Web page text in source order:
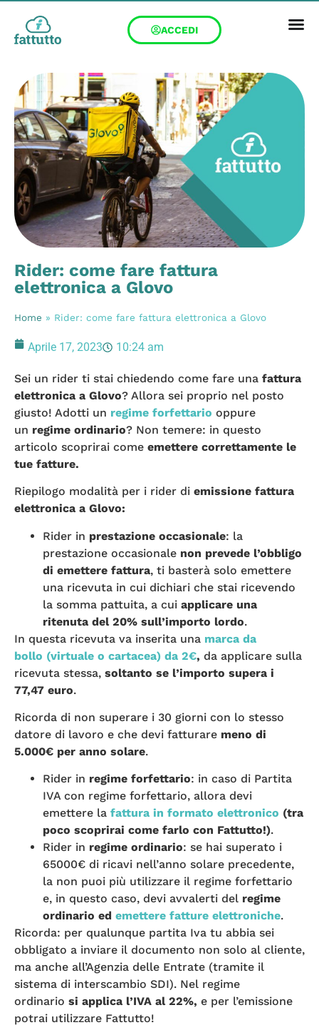
ACCEDI
Rider: come fare fattura
elettronica a Glovo
Home » Rider: come fare fattura elettronica a Glovo
Aprile 17, 2023 10:24 am
Sei un rider ti stai chiedendo come fare una fattura
elettronica a Glovo? Allora sei proprio nel posto
giusto! Adotti un regime forfettario oppure
un regime ordinario? Non temere: in questo
articolo scoprirai come emettere correttamente le
tue fatture.
Riepilogo modalità per i rider di emissione fattura
elettronica a Glovo:
Rider in prestazione occasionale: la
prestazione occasionale non prevede l’obbligo
di emettere fattura, ti basterà solo emettere
una ricevuta in cui dichiari che stai ricevendo
la somma pattuita, a cui applicare una
ritenuta del 20% sull’importo lordo.
In questa ricevuta va inserita una marca da
bollo (virtuale o cartacea) da 2€, da applicare sulla
ricevuta stessa, soltanto se l’importo supera i
77,47 euro.
Ricorda di non superare i 30 giorni con lo stesso
datore di lavoro e che devi fatturare meno di
5.000€ per anno solare.
Rider in regime forfettario: in caso di Partita
IVA con regime forfettario, allora devi
emettere la fattura in formato elettronico (tra
poco scoprirai come farlo con Fattutto!).
Rider in regime ordinario: se hai superato i
65000€ di ricavi nell’anno solare precedente,
la non puoi più utilizzare il regime forfettario
e, in questo caso, devi avvalerti del regime
ordinario ed emettere fatture elettroniche.
Ricorda: per qualunque partita Iva tu abbia sei
obbligato a inviare il documento non solo al cliente,
ma anche all’Agenzia delle Entrate (tramite il
sistema di interscambio SDI). Nel regime
ordinario si applica l’IVA al 22%, e per l’emissione
potrai utilizzare Fattutto!